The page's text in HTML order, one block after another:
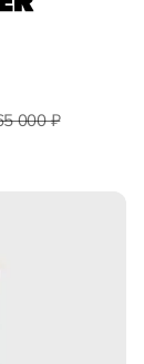
000 ₽